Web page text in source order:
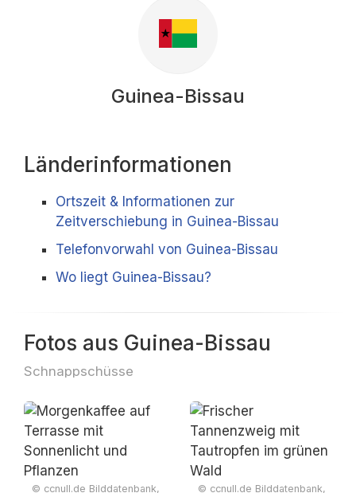
Guinea-Bissau
Länderinformationen
Ortszeit & Informationen zur
Zeitverschiebung in Guinea-Bissau
Telefonvorwahl von Guinea-Bissau
Wo liegt Guinea-Bissau?
Fotos aus Guinea-Bissau
Schnappschüsse
© ccnull.de Bilddatenbank, © ccnull.de Bilddatenbank,